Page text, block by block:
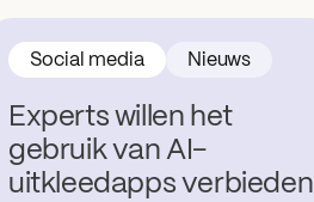
Experts willen het
gebruik van AI-
uitkleedapps verbieden
Social media Nieuws